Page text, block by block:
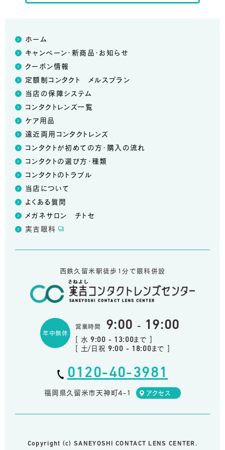
ホーム
キャンペーン・新商品・お知らせ
クーポン情報
定額制コンタクト メルスプラン
当店の保障システム
コンタクトレンズ一覧
ケア用品
遠近両用コンタクトレンズ
コンタクトが初めての方・購入の流れ
コンタクトの選び方・種類
コンタクトのトラブル
当店について
よくある質問
メガネサロン チトセ
実吉眼科
西鉄久留米駅徒歩1分で眼科併設
年中無休
営業時間 9:00 - 19:00
[ 水 9:00 - 13:00まで ]
[ 土/日祝9:00 - 18:00まで ]
0120-40-3981
福岡県久留米市天神町4-1 アクセス
Copyright (c) SANEYOSHI CONTACT LENS CENTER.